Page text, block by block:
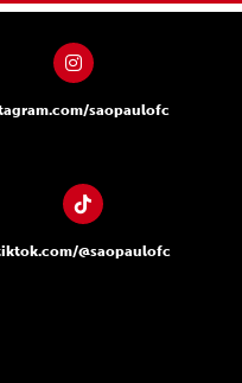
saopaulofc
@saopaulofc